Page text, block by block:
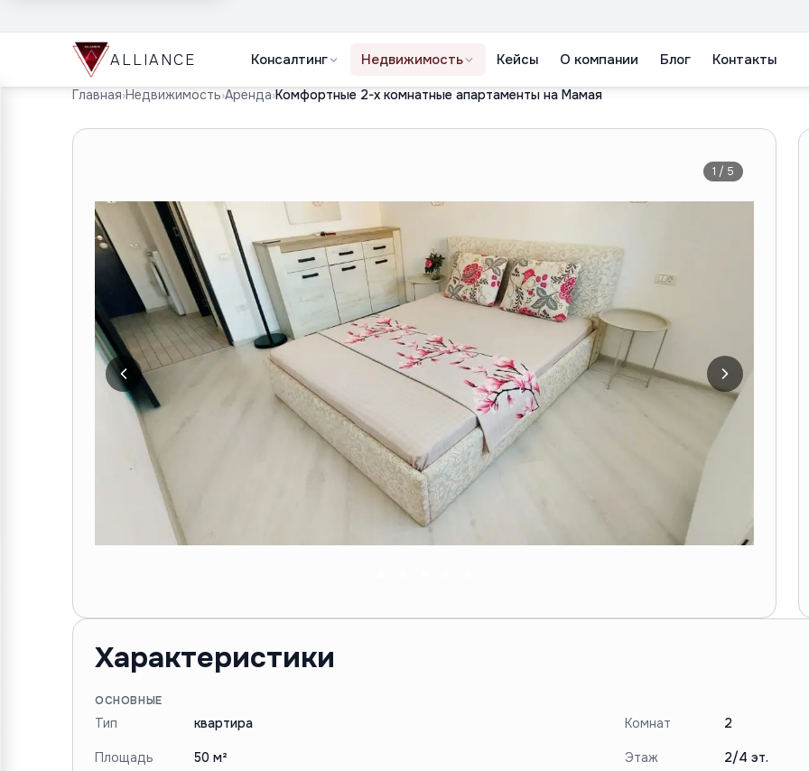
ALLIANCE Консалтинг Недвижимость Кейсы О компании Блог Контакты
Главная›Недвижимость›Аренда›Комфортные 2-х комнатные апартаменты на Мамая
1 / 5
Характеристики
ОСНОВНЫЕ
Тип квартира Комнат 2
Площадь 50 м² Этаж 2/4 эт.